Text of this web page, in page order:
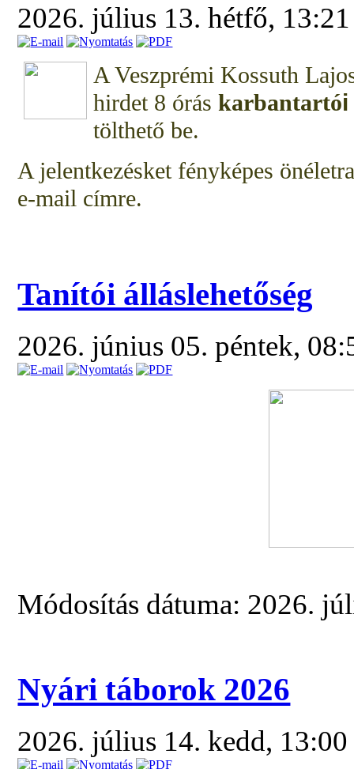
2026. július 13. hétfő,
A Veszprémi Kossuth
hirdet8 óráskarbantartó
tölthető be.
A jelentkezésket fényképes
e-mail címre.
Tanítói álláslehetőség
2026. június 05. péntek,
Módosítás dátuma: 2026.
Nyári táborok 2026
2026. július 14. kedd,